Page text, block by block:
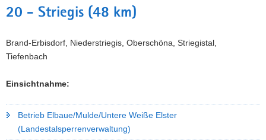
20 - Striegis (48 km)
Brand-Erbisdorf, Niederstriegis, Oberschöna, Striegistal,
Tiefenbach
Einsichtnahme:
Betrieb Elbaue/Mulde/Untere Weiße Elster
(Landestalsperrenverwaltung)